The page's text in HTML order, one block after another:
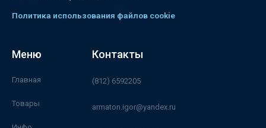
Политика использования файлов cookie
Меню
Главная
Товары
Контакты
(812) 6592205
armaton.igor@yandex.ru